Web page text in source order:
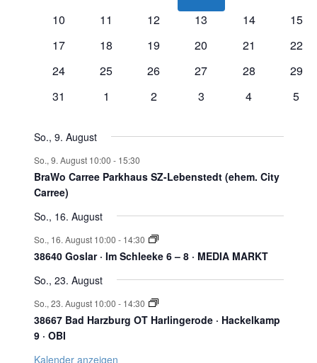
VeranstaltungenVeranstaltungenVeranstaltungen
0
10
0
11
0
12
0
13
0
14
0
15
0
17
0
18
0
19
0
20
0
21
0
22
0
24
0
25
0
26
0
27
0
28
0
29
0
31
0
1
0
2
0
3
0
4
0
5
So., 9. August
So., 9. August 10:00 - 15:30
BraWo Carree Parkhaus SZ-Lebenstedt (ehem. City
Carree)
So., 16. August
So., 16. August 10:00 - 14:30
38640 Goslar · Im Schleeke 6 – 8 · MEDIA MARKT
So., 23. August
So., 23. August 10:00 - 14:30
38667 Bad Harzburg OT Harlingerode · Hackelkamp
9 · OBI
Kalender anzeigen